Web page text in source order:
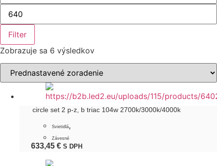
Maximálna
cena
Filter
Zobrazuje sa 6 výsledkov
circle set 2 p-z, b triac 104w 2700k/3000k/4000k
Svietidlá,
Závesné
633,45 € S DPH